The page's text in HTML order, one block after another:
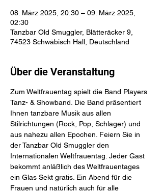
08. März 2025, 20:30 – 09. März 2025,
02:30
Tanzbar Old Smuggler, Blätteräcker 9,
74523 Schwäbisch Hall, Deutschland
Über die Veranstaltung
Zum Weltfrauentag spielt die Band Players
Tanz- & Showband. Die Band präsentiert
Ihnen tanzbare Musik aus allen
Stilrichtungen (Rock, Pop, Schlager) und
aus nahezu allen Epochen. Feiern Sie in
der Tanzbar Old Smuggler den
Internationalen Weltfrauentag. Jeder Gast
bekommt anläßlich des Weltfrauentages
ein Glas Sekt gratis. Ein Abend für die
Frauen und natürlich auch für alle